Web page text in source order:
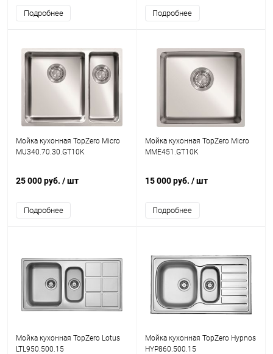
Подробнее Подробнее
Мойка кухонная TopZero Micro
MU340.70.30.GT10K
25 000 руб. / шт
Подробнее
Мойка кухонная TopZero Micro
MME451.GT10K
15 000 руб. / шт
Подробнее
Мойка кухонная TopZero Lotus
LTL950.500.15
Мойка кухонная TopZero Hypnos
HYP860.500.15